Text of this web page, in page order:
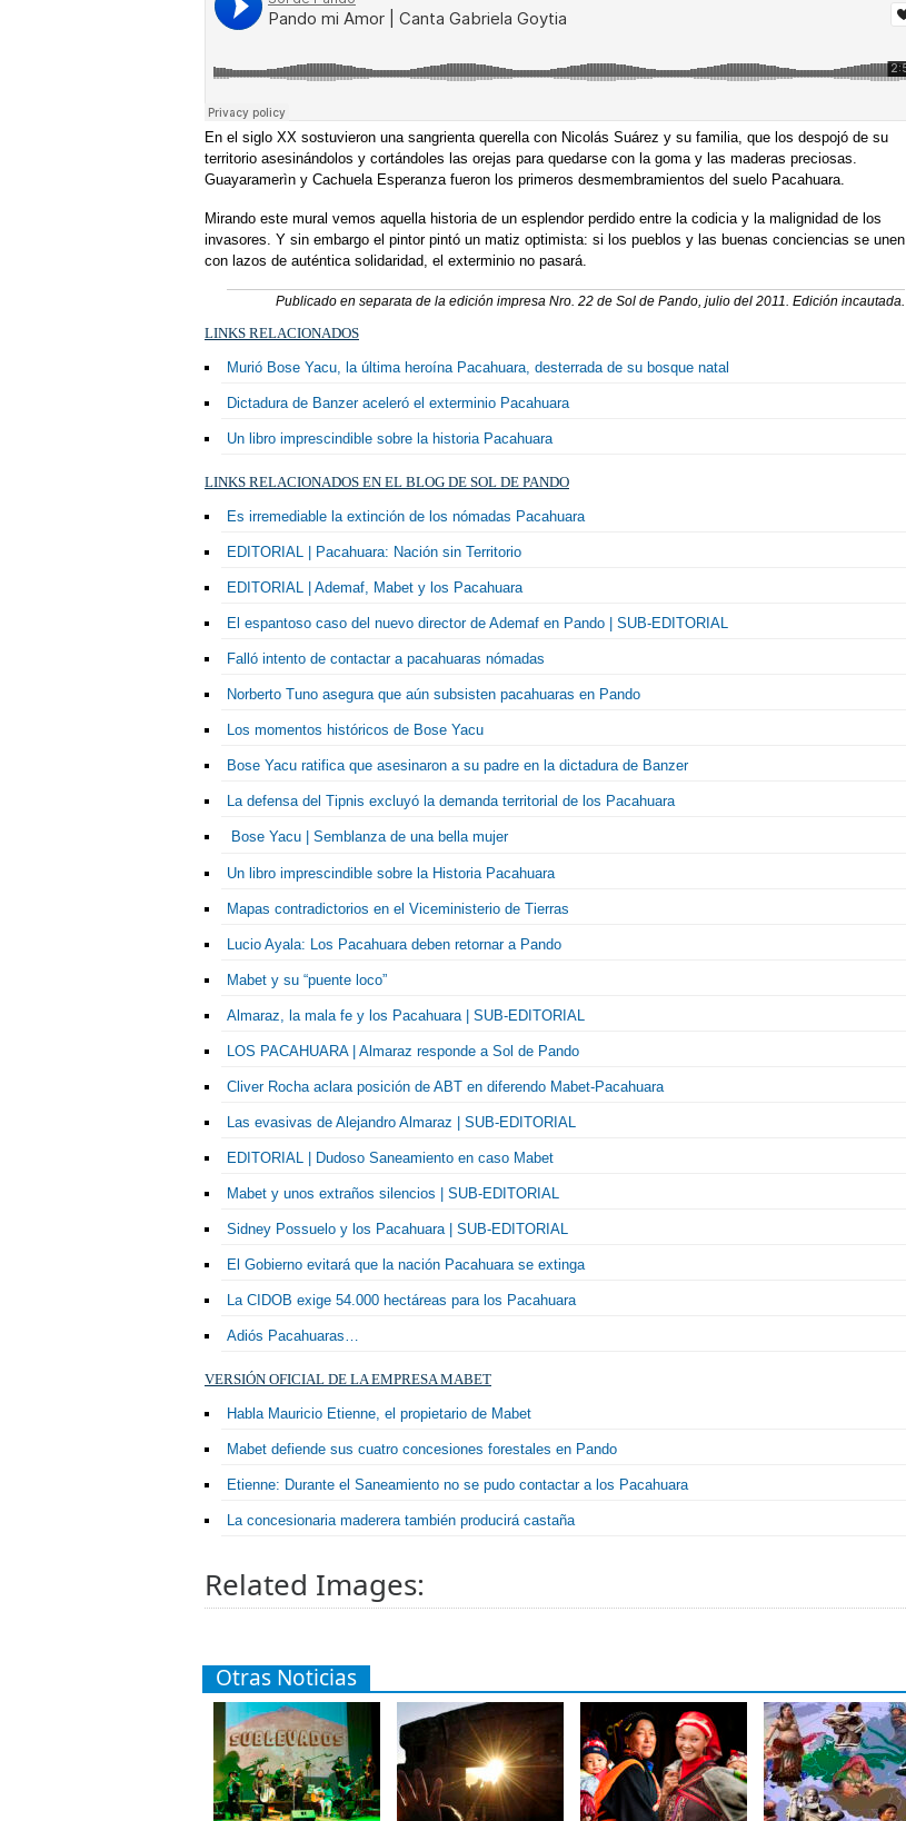
En el siglo XX sostuvieron una sangrienta querella con Nicolás Suárez y su familia, que los despojó de su
territorio asesinándolos y cortándoles las orejas para quedarse con la goma y las maderas preciosas.
Guayaramerìn y Cachuela Esperanza fueron los primeros desmembramientos del suelo Pacahuara.
Mirando este mural vemos aquella historia de un esplendor perdido entre la codicia y la malignidad de los
invasores. Y sin embargo el pintor pintó un matiz optimista: si los pueblos y las buenas conciencias se unen
con lazos de auténtica solidaridad, el exterminio no pasará.
Publicado en separata de la edición impresa Nro. 22 de Sol de Pando, julio del 2011. Edición incautada.
LINKS RELACIONADOS
Murió Bose Yacu, la última heroína Pacahuara, desterrada de su bosque natal
Dictadura de Banzer aceleró el exterminio Pacahuara
Un libro imprescindible sobre la historia Pacahuara
LINKS RELACIONADOS EN EL BLOG DE SOL DE PANDO
Es irremediable la extinción de los nómadas Pacahuara
EDITORIAL | Pacahuara: Nación sin Territorio
EDITORIAL | Ademaf, Mabet y los Pacahuara
El espantoso caso del nuevo director de Ademaf en Pando | SUB-EDITORIAL
Falló intento de contactar a pacahuaras nómadas
Norberto Tuno asegura que aún subsisten pacahuaras en Pando
Los momentos históricos de Bose Yacu
Bose Yacu ratifica que asesinaron a su padre en la dictadura de Banzer
La defensa del Tipnis excluyó la demanda territorial de los Pacahuara
Bose Yacu | Semblanza de una bella mujer
Un libro imprescindible sobre la Historia Pacahuara
Mapas contradictorios en el Viceministerio de Tierras
Lucio Ayala: Los Pacahuara deben retornar a Pando
Mabet y su “puente loco”
Almaraz, la mala fe y los Pacahuara | SUB-EDITORIAL
LOS PACAHUARA | Almaraz responde a Sol de Pando
Cliver Rocha aclara posición de ABT en diferendo Mabet-Pacahuara
Las evasivas de Alejandro Almaraz | SUB-EDITORIAL
EDITORIAL | Dudoso Saneamiento en caso Mabet
Mabet y unos extraños silencios | SUB-EDITORIAL
Sidney Possuelo y los Pacahuara | SUB-EDITORIAL
El Gobierno evitará que la nación Pacahuara se extinga
La CIDOB exige 54.000 hectáreas para los Pacahuara
Adiós Pacahuaras…
VERSIÓN OFICIAL DE LA EMPRESA MABET
Habla Mauricio Etienne, el propietario de Mabet
Mabet defiende sus cuatro concesiones forestales en Pando
Etienne: Durante el Saneamiento no se pudo contactar a los Pacahuara
La concesionaria maderera también producirá castaña
Related Images:
Otras Noticias